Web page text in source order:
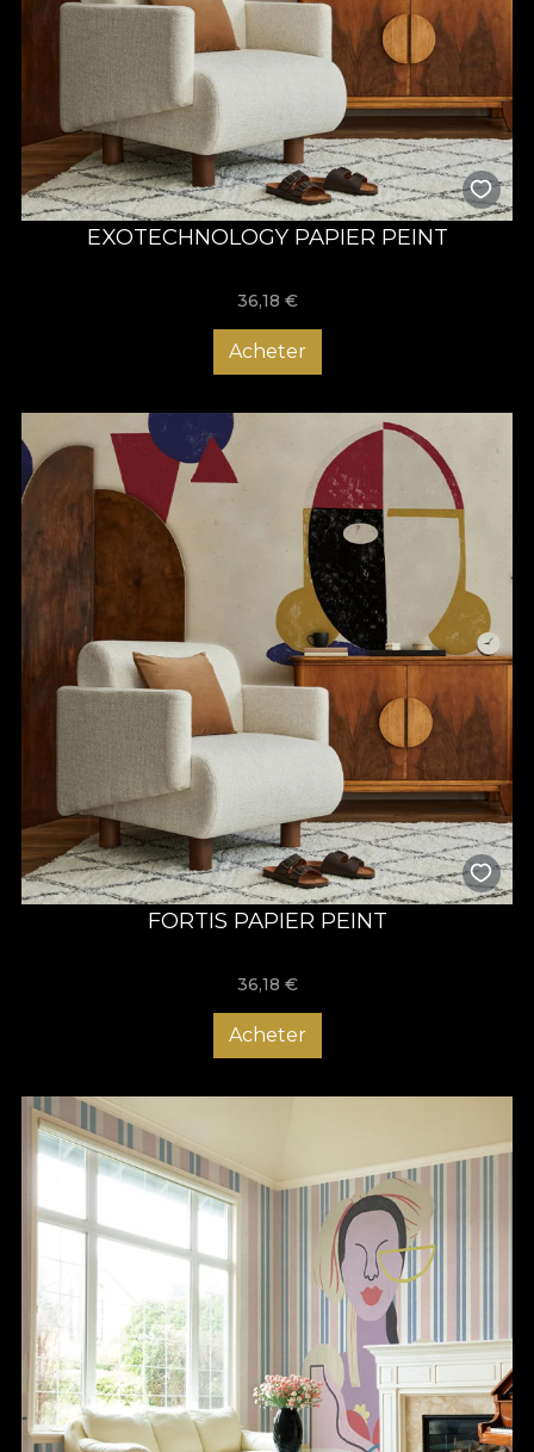
EXOTECHNOLOGY PAPIER PEINT
36,18 €
Acheter
FORTIS PAPIER PEINT
36,18 €
Acheter